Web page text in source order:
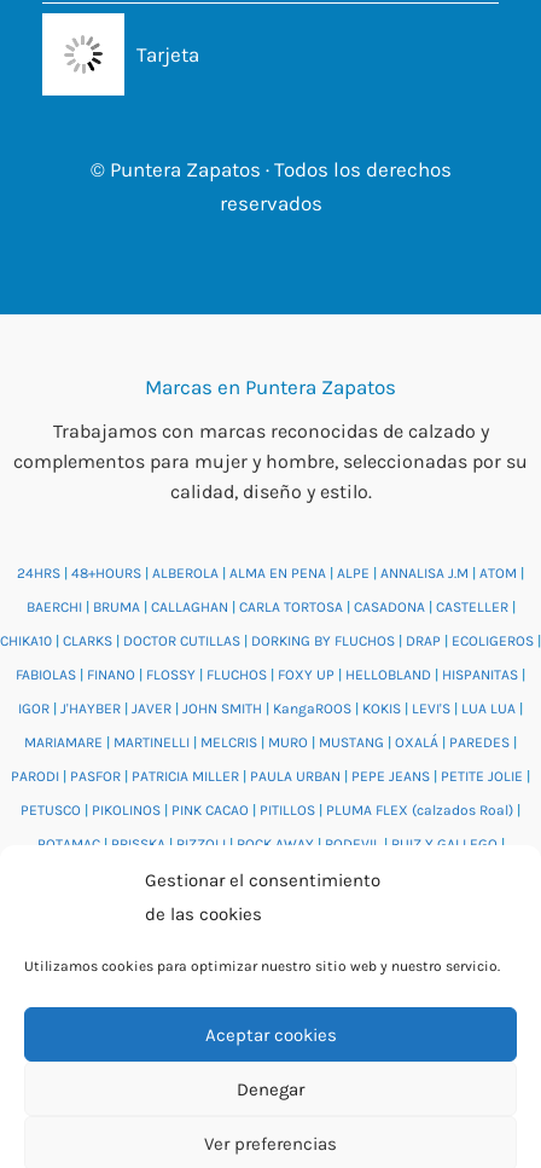
Gestionar el consentimiento
de las cookies
Utilizamos cookies para optimizar nuestro sitio web y nuestro servicio.
Aceptar cookies
Denegar
Ver preferencias
Tarjeta
© Puntera Zapatos · Todos los derechos
reservados
Marcas en Puntera Zapatos
Trabajamos con marcas reconocidas de calzado y
complementos para mujer y hombre, seleccionadas por su
calidad, diseño y estilo.
24HRS | 48+HOURS | ALBEROLA | ALMA EN PENA | ALPE | ANNALISA J.M | ATOM |
BAERCHI| BRUMA | CALLAGHAN | CARLA TORTOSA | CASADONA | CASTELLER|
CHIKA10 | CLARKS | DOCTOR CUTILLAS | DORKING BY FLUCHOS | DRAP | ECOLIGEROS |
FABIOLAS | FINANO | FLOSSY | FLUCHOS | FOXY UP | HELLOBLAND | HISPANITAS |
IGOR | J'HAYBER | JAVER | JOHN SMITH | KangaROOS | KOKIS | LEVI'S | LUA LUA |
MARIAMARE | MARTINELLI | MELCRIS | MURO | MUSTANG | OXALÁ | PAREDES |
PARODI | PASFOR | PATRICIA MILLER | PAULA URBAN | PEPE JEANS | PETITE JOLIE |
PETUSCO | PIKOLINOS | PINK CACAO | PITILLOS | PLUMA FLEX (calzados Roal) |
POTAMAC| PRISSKA | RIZZOLI| ROCK AWAY| RODEVIL | RUIZ Y GALLEGO|
SALVI|SAM'S |VALENTINO BAGS|VIDORRETA
WONDERS|
© 2026 Catálogo online Puntera Zapatos · Calzado cómodo
para mujer y hombre · O Rosal (Pontevedra)
By Rita García Gil